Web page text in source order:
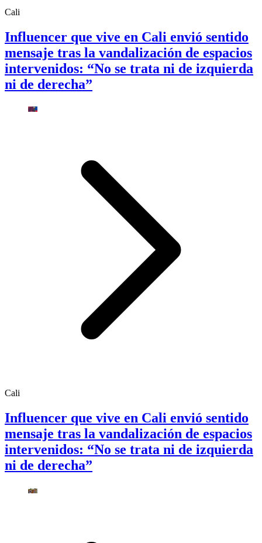
Cali
Influencer que vive en Cali envió sentido
mensaje tras la vandalización de espacios
intervenidos: “No se trata ni de izquierda
ni de derecha”
Cali
Influencer que vive en Cali envió sentido
mensaje tras la vandalización de espacios
intervenidos: “No se trata ni de izquierda
ni de derecha”